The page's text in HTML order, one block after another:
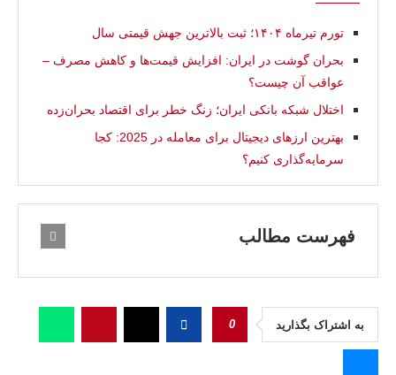
تورم تیرماه ۱۴۰۴؛ ثبت بالاترین جهش قیمتی سال
بحران گوشت در ایران: افزایش قیمت‌ها و کاهش مصرف –
عواقب آن چیست؟
اختلال شبکه بانکی ایران؛ زنگ خطر برای اقتصاد بحران‌زده
بهترین ارزهای دیجیتال برای معامله در 2025: کجا
سرمایه‌گذاری کنیم؟
فهرست مطالب
به اشتراک بگذارید 0